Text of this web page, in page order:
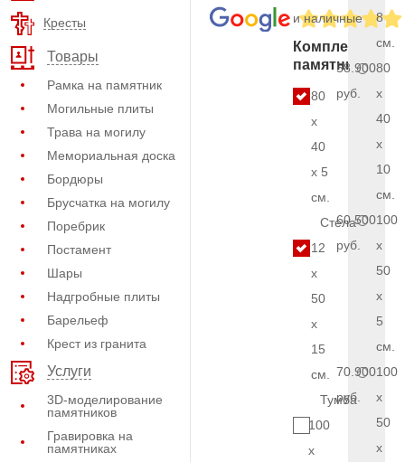
Кресты
Товары
Рамка на памятник
Могильные плиты
Трава на могилу
Мемориальная доска
Бордюры
Брусчатка на могилу
Поребрик
Постамент
Шары
Надгробные плиты
Барельеф
Крест из гранита
Услуги
3D-моделирование
памятников
Гравировка на
памятниках
и наличные
Комплект
памятника
80
x
40
x 5
см.
Стела
12
x
50
x
15
см.
Тумба
100
x
8
см.
58.900
руб.
80
x
40
x
10
см.
60.500
руб.
100
x
50
x
5
см.
70.900
руб.
100
x
50
x